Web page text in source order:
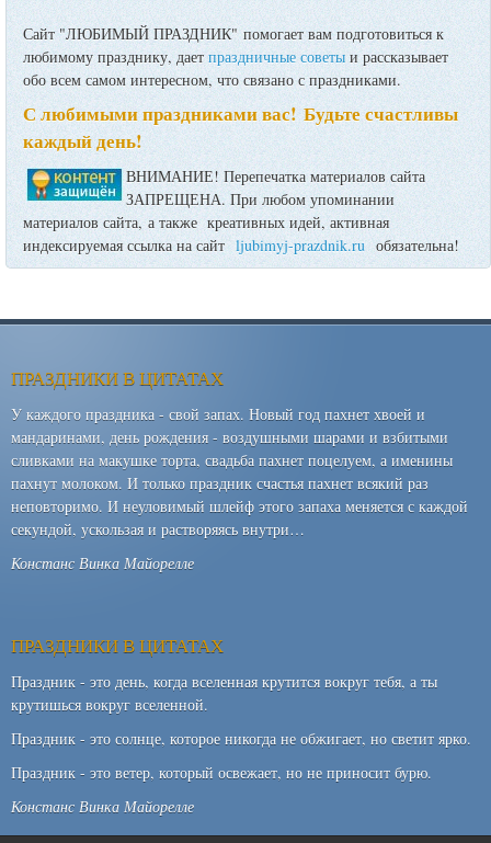
Сайт "ЛЮБИМЫЙ ПРАЗДНИК" помогает вам подготовиться к
любимому празднику, даетпраздничные советы и рассказывает
обо всем самом интересном, что связано с праздниками.
С любимыми праздниками вас! Будьте счастливы
каждый день!
ВНИМАНИЕ! Перепечатка материалов сайта
ЗАПРЕЩЕНА. При любом упоминании
материалов сайта, а также креативных идей, активная
индексируемая ссылка на сайт ljubimyj-prazdnik.ruобязательна!
ПРАЗДНИКИ В ЦИТАТАХ
У каждого праздника - свой запах. Новый год пахнет хвоей и
мандаринами, день рождения - воздушными шарами и взбитыми
сливками на макушке торта, свадьба пахнет поцелуем, а именины
пахнут молоком. И только праздник счастья пахнет всякий раз
неповторимо. И неуловимый шлейф этого запаха меняется с каждой
секундой, ускользая и растворяясь внутри…
Констанс Винка Майорелле
ПРАЗДНИКИ В ЦИТАТАХ
Праздник - это день, когда вселенная крутится вокруг тебя, а ты
крутишься вокруг вселенной.
Праздник - это солнце, которое никогда не обжигает, но светит ярко.
Праздник - это ветер, который освежает, но не приносит бурю.
Констанс Винка Майорелле